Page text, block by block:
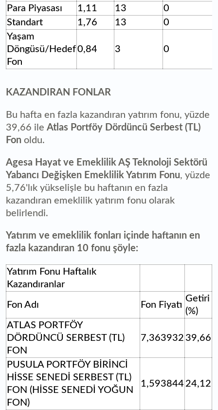
Para Piyasası
1,11 13
0
Standart
1,76 13
0
Yaşam
Döngüsü/Hedef
Fon
0,84 3 0
KAZANDIRAN FONLAR
Bu hafta en fazla kazandıran yatırım fonu, yüzde
39,66 ile Atlas Portföy Dördüncü Serbest (TL)
Fon ​oldu.
Agesa Hayat ve Emeklilik AŞ Teknoloji Sektörü
Yabancı Değişken Emeklilik Yatırım Fonu, yüzde
5,76'lık yükselişle bu haftanın en fazla
kazandıran emeklilik yatırım fonu olarak
belirlendi.
Yatırım ve emeklilik fonları içinde haftanın en
fazla kazandıran 10 fonu şöyle:
Yatırım Fonu Haftalık
Kazandıranlar
Fon Adı Fon Fiyatı
Getiri
(%)
ATLAS PORTFÖY
DÖRDÜNCÜ SERBEST (TL)
FON
7,363932 39,66
PUSULA PORTFÖY BİRİNCİ
HİSSE SENEDİ SERBEST (TL)
FON (HİSSE SENEDİ YOĞUN
FON)
1,593844 24,12